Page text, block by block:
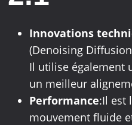
Innovations
(Denoising
Il utilise également
un meilleur
Performance:Il est
mouvement fluide